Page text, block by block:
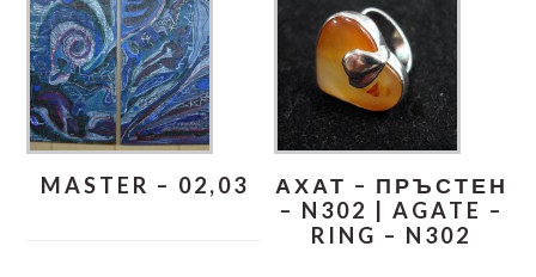
MASTER – 02,03
АХАТ – ПРЪСТЕН
– N302 | AGATE –
RING – N302